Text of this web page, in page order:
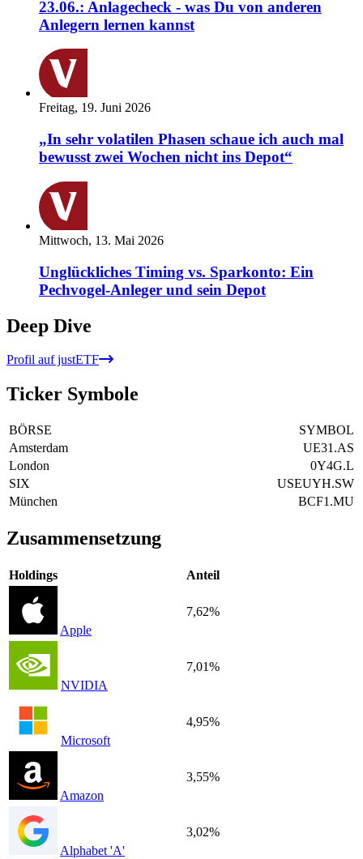
23.06.: Anlagecheck - was Du von anderen
Anlegern lernen kannst
Freitag, 19. Juni 2026
„In sehr volatilen Phasen schaue ich auch mal
bewusst zwei Wochen nicht ins Depot“
Mittwoch, 13. Mai 2026
Unglückliches Timing vs. Sparkonto: Ein
Pechvogel-Anleger und sein Depot
Deep Dive
Profil auf justETF
Ticker Symbole
BÖRSE
SYMBOL
Amsterdam
UE31.AS
London
0Y4G.L
SIX
USEUYH.SW
München
BCF1.MU
Zusammensetzung
Holdings Anteil
Apple
7,62%
NVIDIA
7,01%
Microsoft
4,95%
Amazon
3,55%
Alphabet 'A'
3,02%